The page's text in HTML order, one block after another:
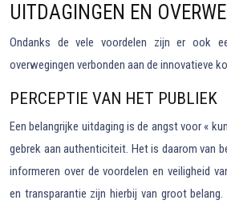
UITDAGINGEN EN
Ondanks de vele voordelen zijn er ook
overwegingen verbonden aan de innovatieve
PERCEPTIE VAN HET PUBLIEK
Een belangrijke uitdaging is de angst voor «
gebrek aan authenticiteit. Het is daarom van
informeren over de voordelen en veiligheid
en transparantie zijn hierbij van groot